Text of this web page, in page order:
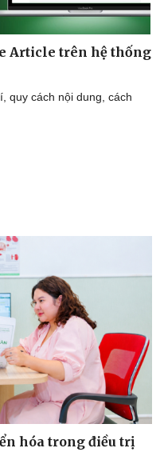
Article trên hệ thống
quy cách nội dung, cách
hóa trong điều trị